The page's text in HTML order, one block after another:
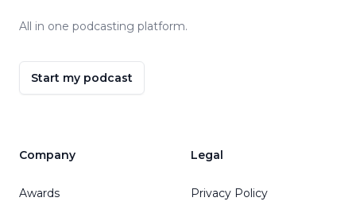
All in one podcasting platform.
Start my podcast
Company
Awards
Legal
Privacy Policy